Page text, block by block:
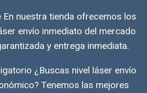
En nuestra tienda ofrecemos los
envío inmediato del mercado
y entrega inmediata.
¿Buscas nivel láser envío
Tenemos las mejores